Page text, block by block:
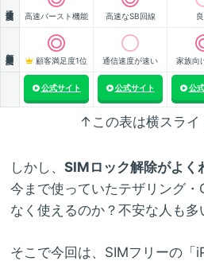
高速バースト機能 高速なSB回線
顧客満足度1位 通信速度が速い 家族向
公式サイト 公式サイト 公
↑この表は横スライ
しかし、 SIMロック解除がよく
今まで使っていたテザリング
なく使えるのか？不安な人も多
そこで今回は、SIMフリーの「